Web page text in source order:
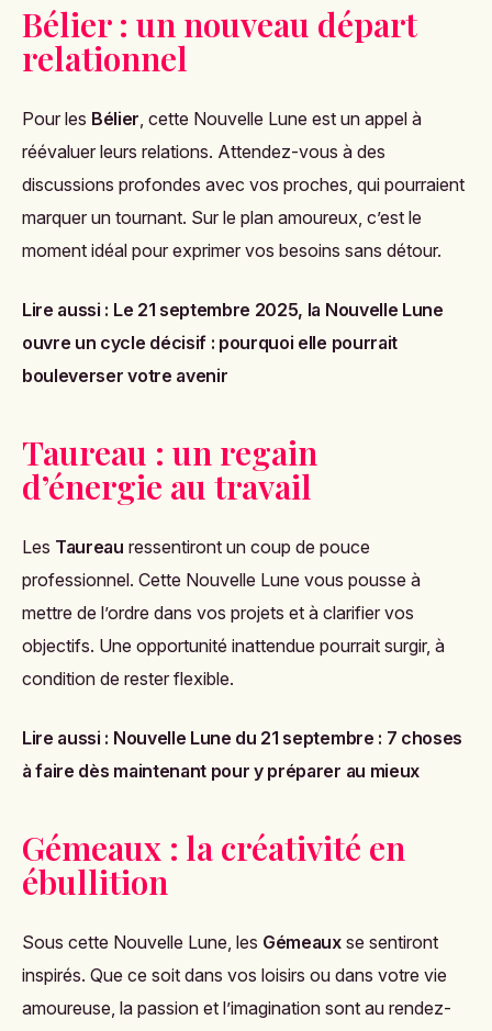
Bélier : un nouveau départ
relationnel
Pour les Bélier , cette Nouvelle Lune est un appel à
réévaluer leurs relations. Attendez-vous à des
discussions profondes avec vos proches, qui pourraient
marquer un tournant. Sur le plan amoureux, c’est le
moment idéal pour exprimer vos besoins sans détour.
Lire aussi : Le 21 septembre 2025, la Nouvelle Lune
ouvre un cycle décisif : pourquoi elle pourrait
bouleverser votre avenir
Taureau : un regain
d’énergie au travail
Les Taureau ressentiront un coup de pouce
professionnel. Cette Nouvelle Lune vous pousse à
mettre de l’ordre dans vos projets et à clarifier vos
objectifs. Une opportunité inattendue pourrait surgir, à
condition de rester flexible.
Lire aussi : Nouvelle Lune du 21 septembre : 7 choses
à faire dès maintenant pour y préparer au mieux
Gémeaux : la créativité en
ébullition
Sous cette Nouvelle Lune, les Gémeauxse sentiront
inspirés. Que ce soit dans vos loisirs ou dans votre vie
amoureuse, la passion et l’imagination sont au rendez-